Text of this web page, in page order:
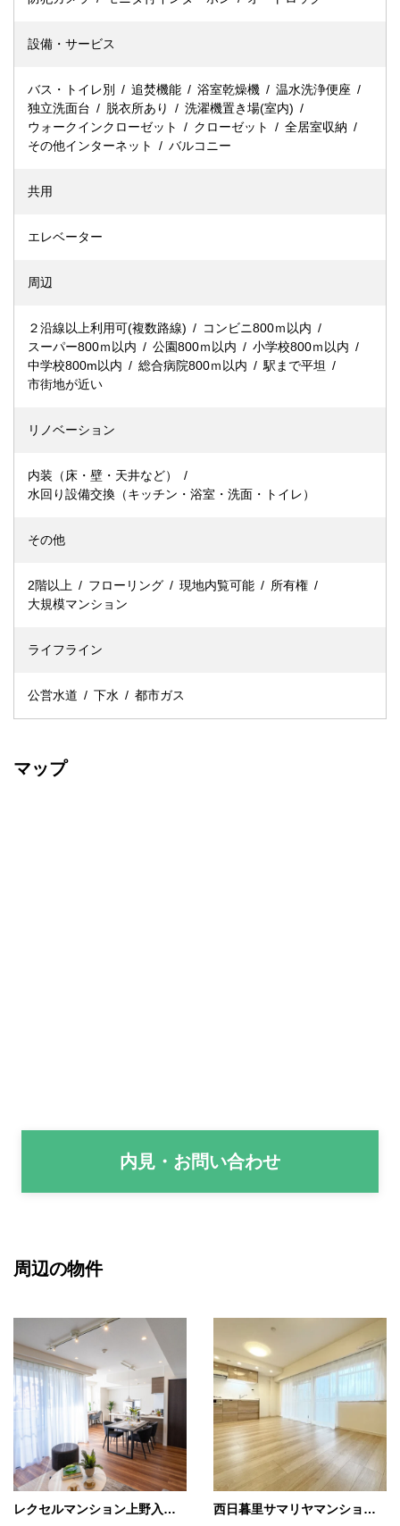
設備・サービス
バス・トイレ別 追焚機能 浴室乾燥機
温水洗浄便座
独立洗面台
脱衣所あり
洗濯機置き場(室内)
ウォークインクローゼット
クローゼット
全居室収納
その他インターネット
バルコニー
共用
エレベーター
周辺
２沿線以上利用可(複数路線)
コンビニ800ｍ以内
スーパー800ｍ以内
公園800ｍ以内
小学校800ｍ以内
中学校800m以内
総合病院800ｍ以内
駅まで平坦
市街地が近い
リノベーション
内装（床・壁・天井など）
水回り設備交換（キッチン・浴室・洗面・トイレ）
その他
2階以上 フローリング 現地内覧可能
所有権
大規模マンション
ライフライン
公営水道 下水 都市ガス
マップ
内見・お問い合わせ
周辺の物件
レクセルマンション上野入谷 6階
西日暮里サマリヤマンション 6階